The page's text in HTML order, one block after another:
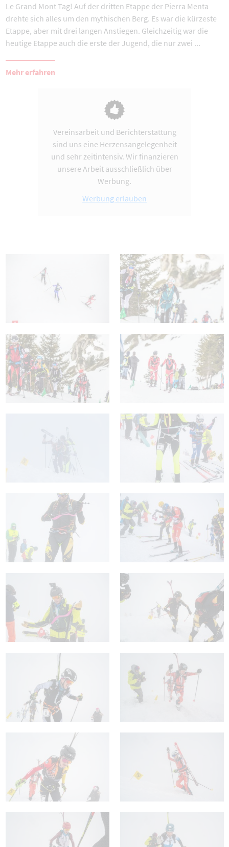
Le Grand Mont Tag! Auf der dritten Etappe der Pierra Menta
drehte sich alles um den mythischen Berg. Es war die kürzeste
Etappe, aber mit drei langen Anstiegen. Gleichzeitig war die
heutige Etappe auch die erste der Jugend, die nur zwei ...
Mehr erfahren
Vereinsarbeit und Berichterstattung
sind uns eine Herzensangelegenheit
und sehr zeitintensiv. Wir finanzieren
unsere Arbeit ausschließlich über
Werbung.
Werbung erlauben